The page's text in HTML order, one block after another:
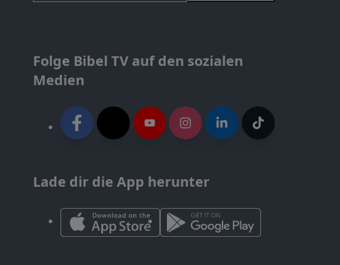
Folge Bibel TV auf den sozialen
Medien
Lade dir die App herunter